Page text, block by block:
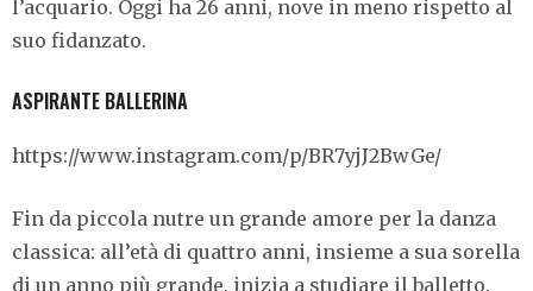
l’acquario. Oggi ha 26 anni, nove in meno rispetto al
suo fidanzato.
ASPIRANTE BALLERINA
https://www.instagram.com/p/BR7yjJ2BwGe/
Fin da piccola nutre un grande amore per la danza
classica: all’età di quattro anni, insieme a sua sorella
di un anno più grande, inizia a studiare il balletto.